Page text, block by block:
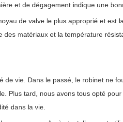
et de dégagement indique une
de valve le plus approprié et est
matériaux et la température
vie. Dans le passé, le robinet ne
Plus tard, nous avons tous opté pour
dans la vie.